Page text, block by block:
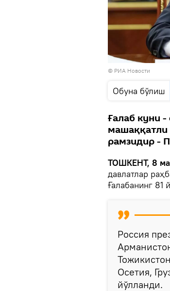
© РИА Новости
Oбуна бўлиш
Ғалаб куни
машаққатли
рамзидир -
ТОШКЕНТ, 8
давлатлар
Ғалабанинг 81
Россия
Осетия,
йўлланди.